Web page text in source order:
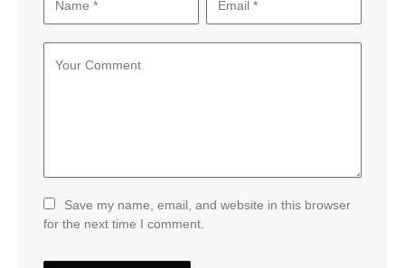
Save my name, email, and website in this browser
for the next time I comment.